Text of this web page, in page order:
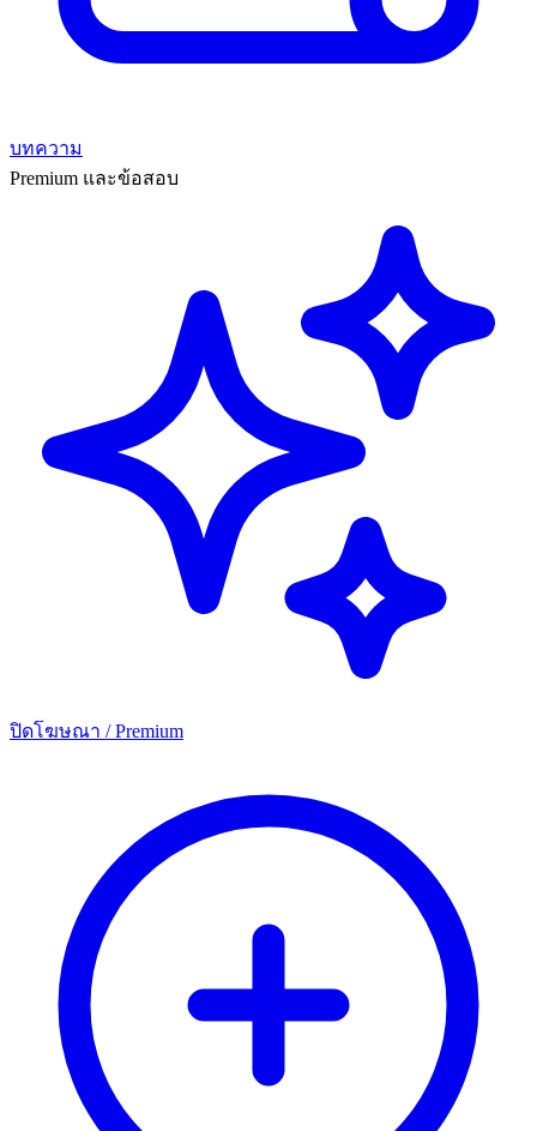
บทความ
Premium และข้อสอบ
ปิดโฆษณา / Premium